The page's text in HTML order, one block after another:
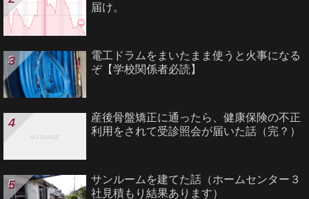
届け。
電工ドラムをまいたまま使うと火事になる
ぞ【学校関係者必読】
産後骨盤矯正に通ったら、健康保険の不正
利用をされて受診照会が届いた話（完？）
サンルームを建てた話（ホームセンター３
社見積もり結果あります）